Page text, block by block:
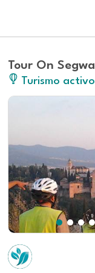
Tour On
Turismo